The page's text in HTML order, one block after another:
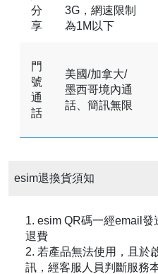
分
享
3G，網速限制
為1M以下
門
號
通
話
美國/加拿大/
墨西哥境內通
話、簡訊無限
esim退換貨須知
1. esim QR碼一經email
退費
2. 若產品無法使用，且於
訊，經客服人員判斷服務